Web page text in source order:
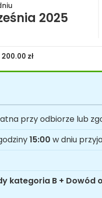
2025
200.00 zł
przy odbiorze lub
15:00 w dniu
kategoria B + Dowód